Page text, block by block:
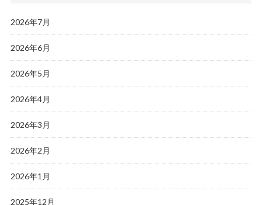
2026年7月
2026年6月
2026年5月
2026年4月
2026年3月
2026年2月
2026年1月
2025年12月